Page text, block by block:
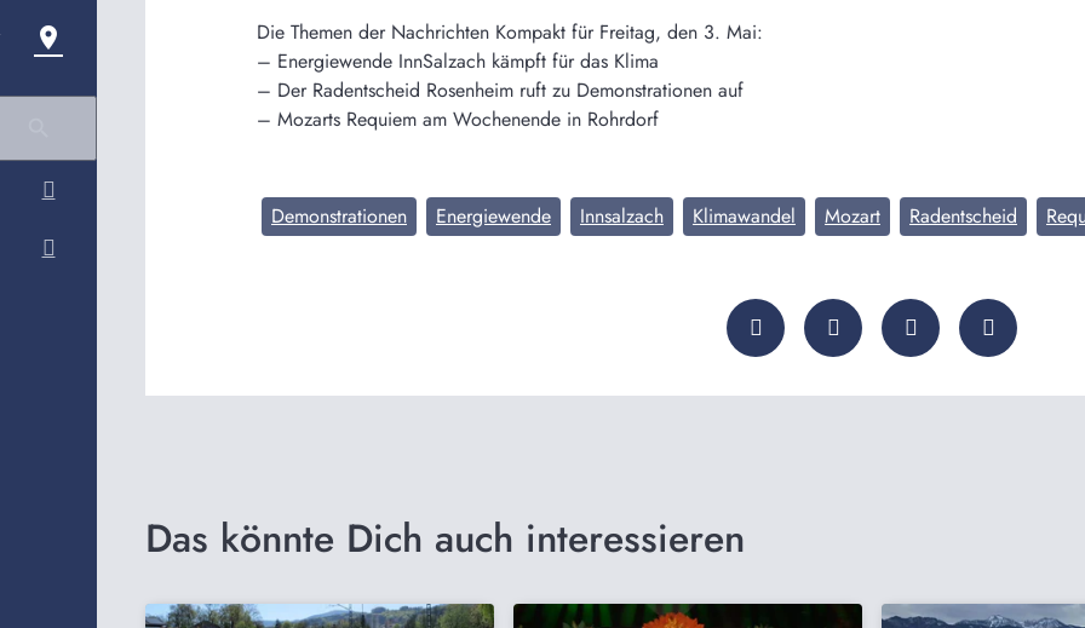
Die Themen der Nachrichten Kompakt für Freitag, den 3. Mai:
– Energiewende InnSalzach kämpft für das Klima
– Der Radentscheid Rosenheim ruft zu Demonstrationen auf
– Mozarts Requiem am Wochenende in Rohrdorf
Demonstrationen Energiewende Innsalzach Klimawandel Mozart Radentscheid
Das könnte Dich auch interessieren